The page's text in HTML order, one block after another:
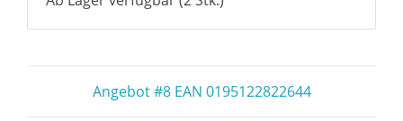
Angebot #8 EAN 0195122822644